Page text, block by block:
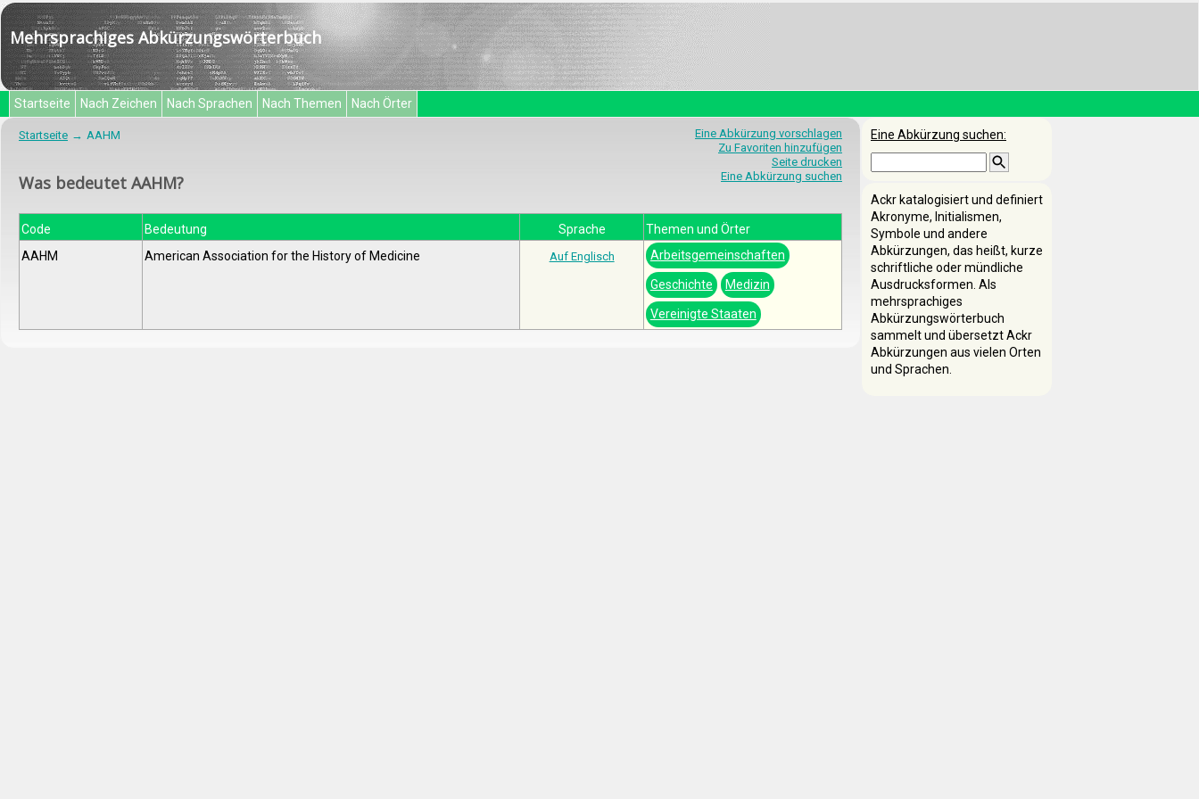
Mehrsprachiges Abkürzungswörterbuch
Startseite Nach Zeichen Nach Sprachen Nach Themen Nach Örter
Eine Abkürzung vorschlagen
Zu Favoriten hinzufügen
Seite drucken
Eine Abkürzung suchen
Startseite AAHM
Was bedeutet AAHM?
Code Bedeutung Sprache
Themen und Örter
AAHM
American Association for the History of Medicine Auf Englisch Arbeitsgemeinschaften
Geschichte Medizin
Vereinigte Staaten
Eine Abkürzung suchen:
Ackr katalogisiert und definiert
Akronyme, Initialismen,
Symbole und andere
Abkürzungen, das heißt, kurze
schriftliche oder mündliche
Ausdrucksformen. Als
mehrsprachiges
Abkürzungswörterbuch
sammelt und übersetzt Ackr
Abkürzungen aus vielen Orten
und Sprachen.